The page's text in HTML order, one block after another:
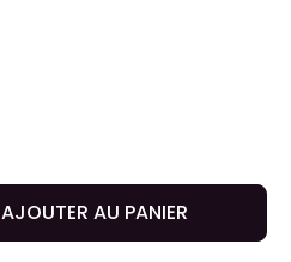
AJOUTER AU PANIER